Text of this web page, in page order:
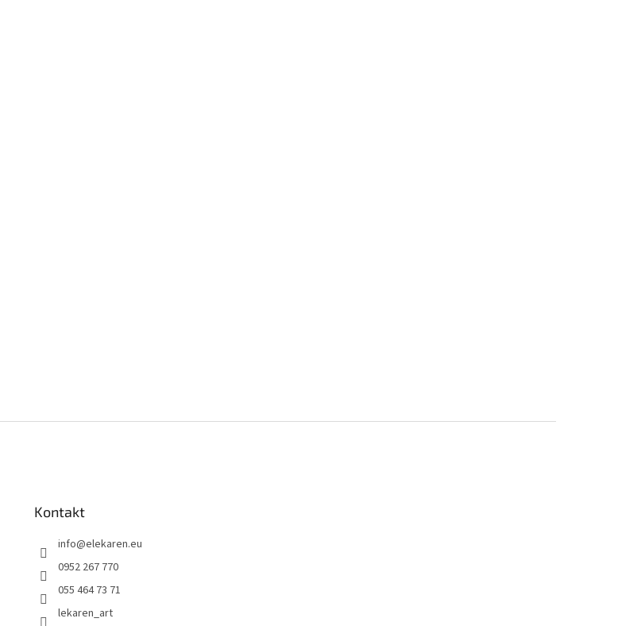
Kontakt
info@elekaren.eu
0952 267 770
055 464 73 71
lekaren_art